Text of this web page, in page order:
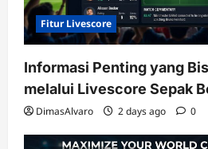
Fitur Livescore
Informasi Penting yang
melalui Livescore Sepak
DimasAlvaro 2 days ago 0